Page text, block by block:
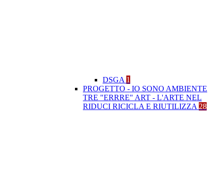
DSGA 1
PROGETTO - IO SONO AMBIENTE
TRE "ERRRE" ART - L'ARTE NEL
RIDUCI RICICLA E RIUTILIZZA 28